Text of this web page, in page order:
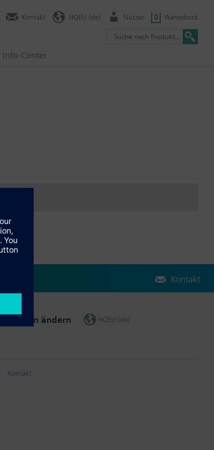
Info-Center
Kontakt HQEU (de) Nutzer 0 Warenkorb
Kontakt
Region ändern HQEU (de)
Kontakt